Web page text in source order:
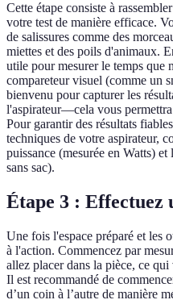
Cette étape consiste à
votre test de manière efficace.
de salissures comme des
miettes et des poils d'animaux.
utile pour mesurer le temps que
compareteur visuel (comme un
bienvenu pour capturer les
l'aspirateur—cela vous
Pour garantir des résultats
techniques de votre aspirateur,
puissance (mesurée en Watts)
sans sac).
Étape 3 : Effectuez
Une fois l'espace préparé et les
à l'action. Commencez par
allez placer dans la pièce, ce
Il est recommandé de
d’un coin à l’autre de manière